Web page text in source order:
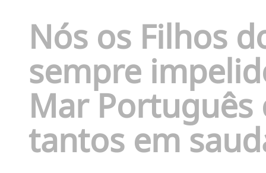
Nós os Filhos
sempre
Mar
tantos em